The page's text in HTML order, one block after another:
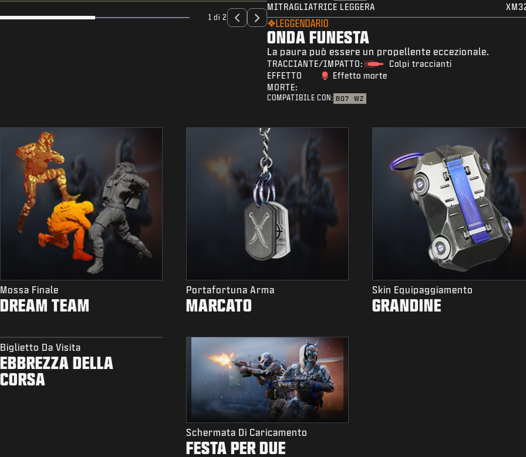
1 di 2
MITRAGLIATRICE LEGGERA
LEGGENDARIO
ONDA FUNESTA
La paura può essere un propellente eccezionale.
TRACCIANTE/IMPATTO:
Colpi traccianti
EFFETTO
MORTE:
Effetto morte
COMPATIBILE CON: BO7 WZ
Mossa Finale
DREAM TEAM
Portafortuna Arma
MARCATO
Skin Equipaggiamento
GRANDINE
Biglietto Da Visita
EBBREZZA DELLA
CORSA
Schermata Di Caricamento
FESTA PER DUE